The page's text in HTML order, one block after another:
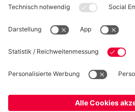
Impressum
Datenschutz AGB Barrierefreiheit
Verträge hier kündigen